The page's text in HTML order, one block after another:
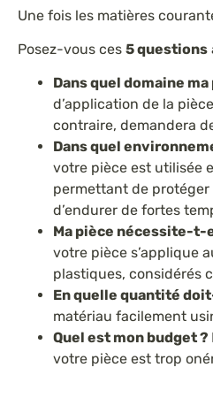
Une fois les matières
Posez-vous ces 5 questions
Dans quel domaine
d’application de la
contraire, demandera
Dans quel
votre pièce est utilisée
permettant de protéger
d’endurer de fortes
Ma pièce nécessite-
votre pièce s’applique
plastiques, considérés
En quelle quantité
matériau facilement
Quel est mon budget ?
votre pièce est trop